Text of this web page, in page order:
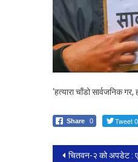
‘हत्यारा चाँडो सार्वजनिक
Share 0 Tweet 0
Post
चितवन-२ को अपडेट : एमालेका रामप्रसाद न्यौपानेको अग्रता,